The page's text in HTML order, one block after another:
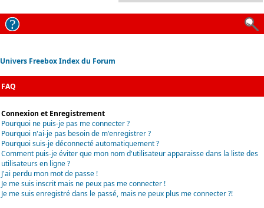
Univers Freebox Index du Forum
FAQ
Connexion et Enregistrement
Pourquoi ne puis-je pas me connecter ?
Pourquoi n'ai-je pas besoin de m'enregistrer ?
Pourquoi suis-je déconnecté automatiquement ?
Comment puis-je éviter que mon nom d'utilisateur apparaisse dans la liste des
utilisateurs en ligne ?
J'ai perdu mon mot de passe !
Je me suis inscrit mais ne peux pas me connecter !
Je me suis enregistré dans le passé, mais ne peux plus me connecter ?!